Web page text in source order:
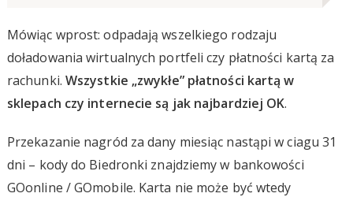
Mówiąc wprost: odpadają wszelkiego rodzaju
doładowania wirtualnych portfeli czy płatności kartą za
rachunki. Wszystkie „zwykłe” płatności kartą w
sklepach czy internecie są jak najbardziej OK.
Przekazanie nagród za dany miesiąc nastąpi w ciagu 31
dni – kody do Biedronki znajdziemy w bankowości
GOonline / GOmobile. Karta nie może być wtedy